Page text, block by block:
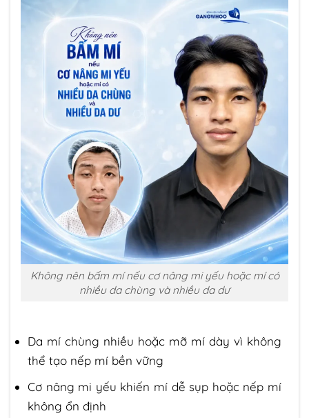
Không nên bấm mí nếu cơ nâng mi yếu hoặc mí có
nhiều da chùng và nhiều da dư
Da mí chùng nhiều hoặc mỡ mí dày vì không
thể tạo nếp mí bền vững
Cơ nâng mi yếu khiến mí dễ sụp hoặc nếp mí
không ổn định